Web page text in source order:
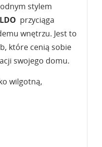
stylem
przyciąga
wnętrzu. Jest to
które cenią sobie
swojego domu.
wilgotną,